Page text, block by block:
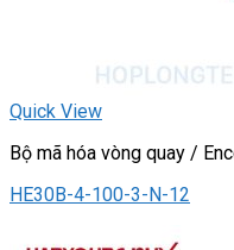
Quick View
Bộ mã hóa vòng quay /
HE30B-4-100-3-N-12